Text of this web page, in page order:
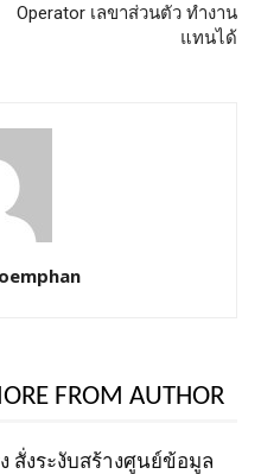
Operator เลขาส่วนตัว ทำงาน
แทนได้
FROM AUTHOR
สั่งระงับสร้างศูนย์ข้อมูล